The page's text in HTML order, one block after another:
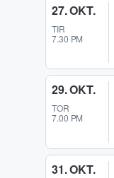
27. OKT.
TIR
7.30 PM
29. OKT.
TOR
7.00 PM
31. OKT.